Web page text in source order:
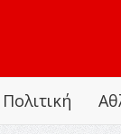
Πολιτική